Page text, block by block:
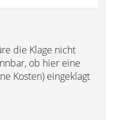
die Klage nicht
ob hier eine
Kosten) eingeklagt